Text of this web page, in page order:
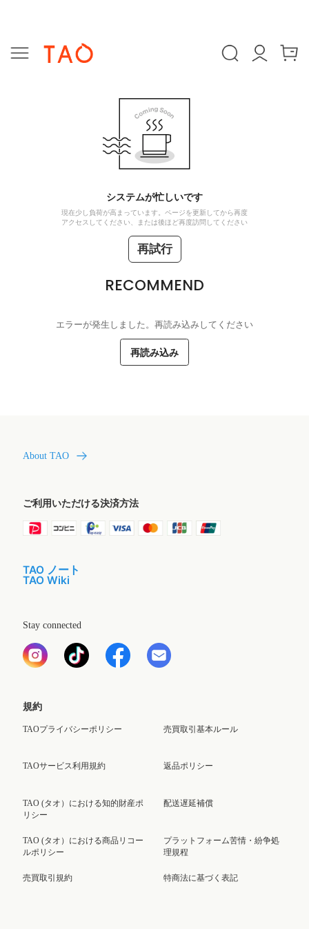
システムが忙しいです
現在少し負荷が高まっています。ページを更新してから再度
アクセスしてください、または後ほど再度訪問してください
再試行
RECOMMEND
エラーが発生しました。再読み込みしてください
再読み込み
About TAO
ご利用いただける決済方法
TAO ノート
TAO Wiki
Stay connected
規約
TAOプライバシーポリシー
TAOサービス利用規約
TAO (タオ）における知的財産ポ
リシー
TAO (タオ）における商品リコー
ルポリシー
売買取引規約
売買取引基本ルール
返品ポリシー
配送遅延補償
プラットフォーム苦情・紛争処
理規程
特商法に基づく表記